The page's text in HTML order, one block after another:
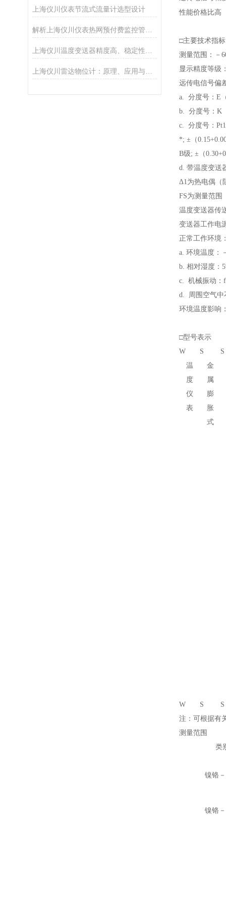
上海仪川仪表节流式流量计选型设计
上海仪川雷达物位计：原理、应用与选型指南
性能价格比高
□主要技术指标
测量范围：－
显示精度等级
远传电信号偏
a. 分度号：E
b. 分度号：K
c. 分度号：
*; ±（
B级; ±（
d. 带温度变送
Δ1为热电偶（
FS为测量范围
温度变送器传
变送器工作电
正常工作环境
a. 环境温度：
b. 相对湿度：
c. 机械振动：
d. 周围空气中
环境温度影响
□型号表示
W
S
S
温
度
仪
表
金
属
膨
胀
式
W S
S
注：可根据有
测量范围
类
镍铬
镍铬